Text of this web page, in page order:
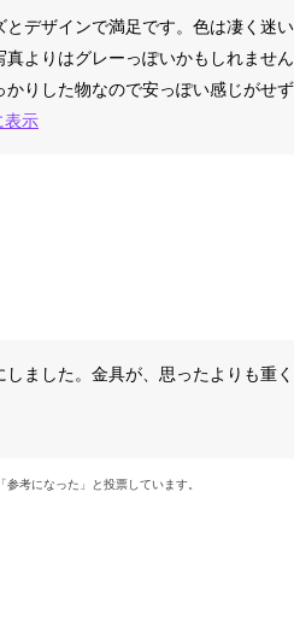
とデザインで満足です。色は凄く迷
真よりはグレーっぽいかもしれませ
かりした物なので安っぽい感じがせ
表示
ました。金具が、思ったよりも重く
参考になった」と投票しています。